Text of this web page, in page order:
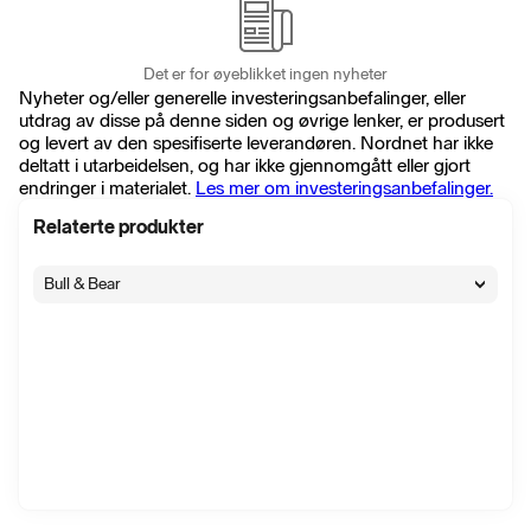
Det er for øyeblikket ingen nyheter
Nyheter og/eller generelle investeringsanbefalinger, eller
utdrag av disse på denne siden og øvrige lenker, er produsert
og levert av den spesifiserte leverandøren. Nordnet har ikke
deltatt i utarbeidelsen, og har ikke gjennomgått eller gjort
endringer i materialet. Les mer om investeringsanbefalinger.
Relaterte produkter
Bull & Bear